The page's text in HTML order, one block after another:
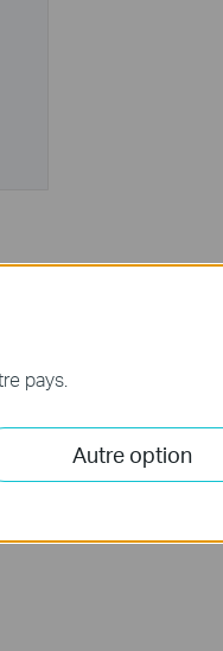
pays.
Autre option